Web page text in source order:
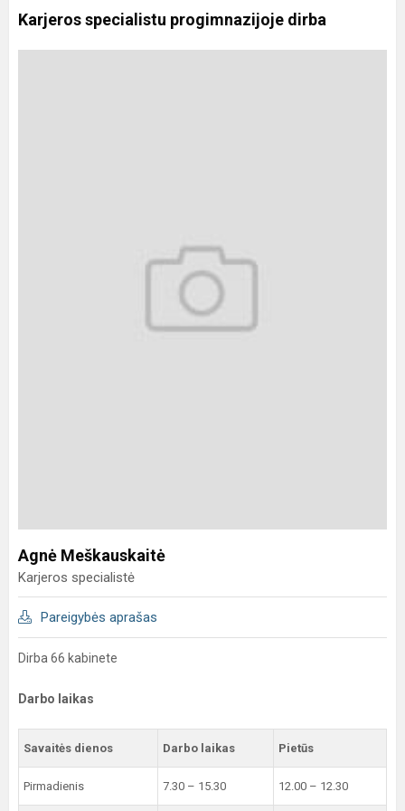
Karjeros specialistu progimnazijoje dirba
Agnė Meškauskaitė
Karjeros specialistė
Pareigybės aprašas
Dirba 66 kabinete
Darbo laikas
Savaitės dienos Darbo laikas Pietūs
Pirmadienis 7.30 – 15.30 12.00 – 12.30